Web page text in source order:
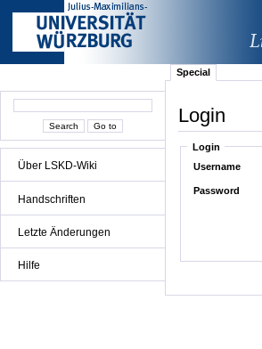
Über LSKD-Wiki
Handschriften
Letzte Änderungen
Hilfe
Special
Login
Login
Username
Password